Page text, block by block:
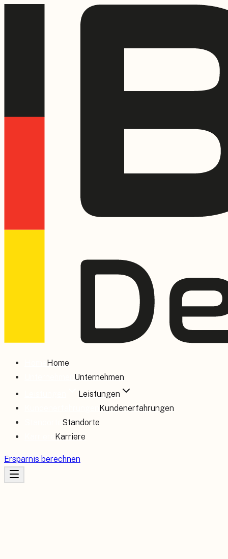
Home
Unternehmen
Leistungen
Kundenerfahrungen
Standorte
Karriere
Ersparnis berechnen